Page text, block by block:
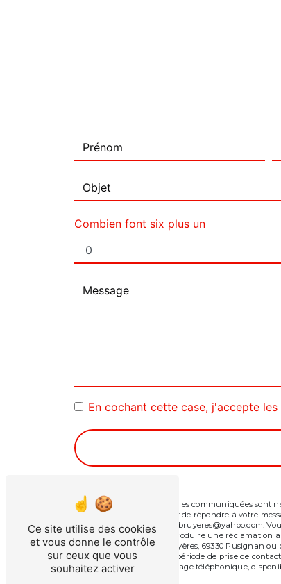
Combien font six plus un
En cochant cette case, j'accepte
** Les données personnelles communiquées sont
traitants dans le seul but de répondre à votre
Pusignan centreautodesbruyeres@yahoo.com.
moment et du droit d’introduire une réclamation
l'adresse 32 Rue des Bruyères, 69330 Pusignan
vos données pendant la période de prise de
d'opposition au démarchage téléphonique,
Ce site utilise des cookies
et vous donne le contrôle
sur ceux que vous
souhaitez activer